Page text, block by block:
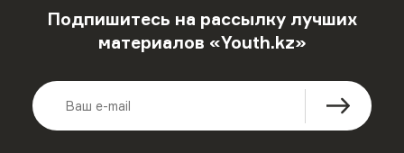
Подпишитесь на рассылку лучших
материалов «Youth.kz»